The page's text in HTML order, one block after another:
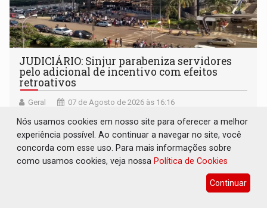
JUDICIÁRIO: Sinjur parabeniza servidores
pelo adicional de incentivo com efeitos
retroativos
Geral 07 de Agosto de 2026 às 16:16
Sinjur reforça o compromisso de acompanhar de perto o
cumprimento dos prazos determinados pelo CNJ
Nós usamos cookies em nosso site para oferecer a melhor
experiência possível. Ao continuar a navegar no site, você
concorda com esse uso. Para mais informações sobre
como usamos cookies, veja nossa Política de Cookies
Continuar